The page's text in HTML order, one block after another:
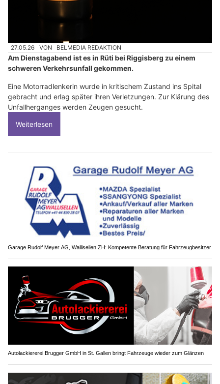
27.05.26 VON BELMEDIA REDAKTION
Am Dienstagabend ist es in Rüti bei Riggisberg zu einem
schweren Verkehrsunfall gekommen.
Eine Motorradlenkerin wurde in kritischem Zustand ins Spital
gebracht und erlag später ihren Verletzungen. Zur Klärung des
Unfallherganges werden Zeugen gesucht.
Weiterlesen
Garage Rudolf Meyer AG, Wallisellen ZH: Kompetente Beratung für Fahrzeugbesitzer
Autolackiererei Brugger GmbH in St. Gallen bringt Fahrzeuge wieder zum Glänzen